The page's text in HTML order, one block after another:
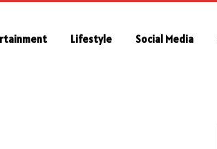
Lifestyle Social Media